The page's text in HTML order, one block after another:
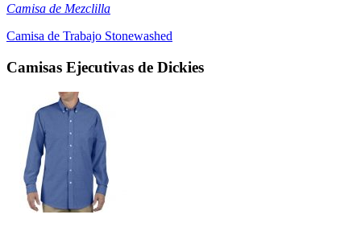
Camisa de Mezclilla
Camisa de Trabajo Stonewashed
Camisas Ejecutivas de Dickies